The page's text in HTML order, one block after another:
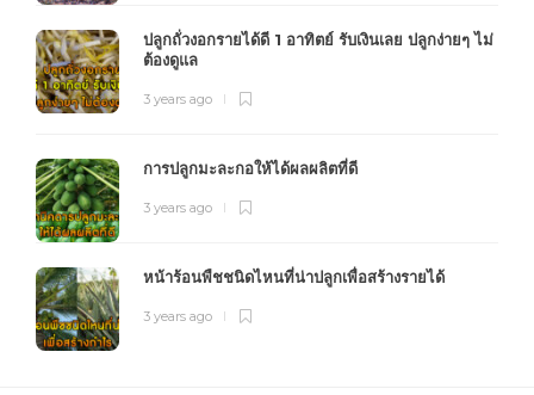
ปลูกถั่วงอกรายได้ดี 1 อาทิตย์ รับเงินเลย ปลูกง่ายๆ ไม่
ต้องดูแล
3 years ago
การปลูกมะละกอให้ได้ผลผลิตที่ดี
3 years ago
หน้าร้อนพืชชนิดไหนที่น่าปลูกเพื่อสร้างรายได้
3 years ago